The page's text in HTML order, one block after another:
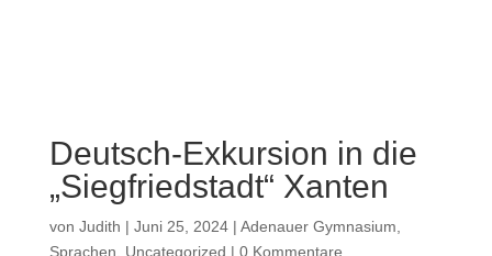
Deutsch-Exkursion in die
„Siegfriedstadt“ Xanten
von Judith | Juni 25, 2024| Adenauer Gymnasium
Sprachen
Uncategorized | 0 Kommentare